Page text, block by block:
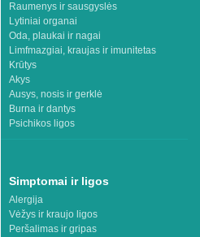
Raumenys ir sausgyslės
Lytiniai organai
Oda, plaukai ir nagai
Limfmazgiai, kraujas ir imunitetas
Krūtys
Akys
Ausys, nosis ir gerklė
Burna ir dantys
Psichikos ligos
Simptomai ir ligos
Alergija
Vėžys ir kraujo ligos
Peršalimas ir gripas